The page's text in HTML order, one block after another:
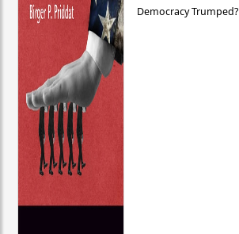
Democracy Trumped?